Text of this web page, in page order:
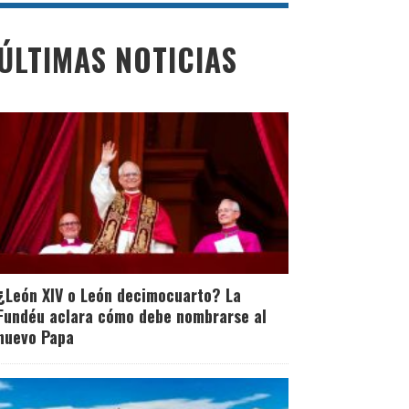
NOTICIAS
XIV o León decimocuarto? La
aclara cómo debe nombrarse al
Papa